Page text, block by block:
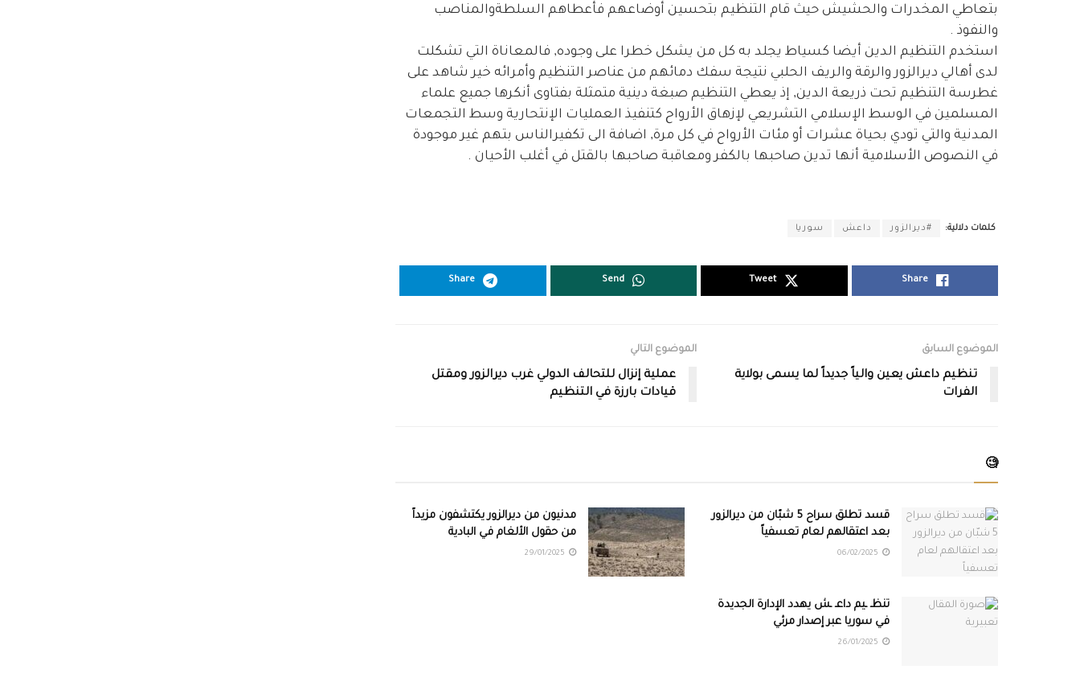
بتعاطي المخدرات والحشيش حيث قام التنظيم بتحسين أوضاعهم فأعطاهم السلطةوالمناصب
والنفوذ .
استخدم التنظيم الدين أيضا كسياط يجلد به كل من يشكل خطرا على وجوده, فالمعاناة التي تشكلت
لدى أهالي ديرالزور والرقة والريف الحلبي نتيجة سفك دمائهم من عناصر التنظيم وأمرائه خير شاهد على
غطرسة التنظيم تحت ذريعة الدين, إذ يعطي التنظيم صبغة دينية متمثلة بفتاوى أنكرها جميع علماء
المسلمين في الوسط الإسلامي التشريعي لإزهاق الأرواح كتنفيذ العمليات الإنتحارية وسط التجمعات
المدنية والتي تودي بحياة عشرات أو مئات الأرواح في كل مرة, اضافة الى تكفيرالناس بتهم غير موجودة
في النصوص الأسلامية أنها تدين صاحبها بالكفر ومعاقبة صاحبها بالقتل في أغلب الأحيان .
كلمات دلالية: #ديرالزور داعش سوريا
Share
Tweet
Send
Share
الموضوع السابق
تنظيم داعش يعين والياً جديداً لما يسمى بولاية
الفرات
الموضوع التالي
عملية إنزال للتحالف الدولي غرب ديرالزور ومقتل
قيادات بارزة في التنظيم
🧐
قسد تطلق سراح 5 شبّان من ديرالزور
بعد اعتقالهم لعام تعسفياً
مدنيون من ديرالزور يكتشفون مزيداً
من حقول الألغام في البادية
تنظـ ـيم داعـ ـش يهدد الإدارة الجديدة
في سوريا عبر إصدار مرئي